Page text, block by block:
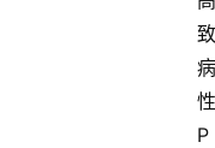
致
病
性
P